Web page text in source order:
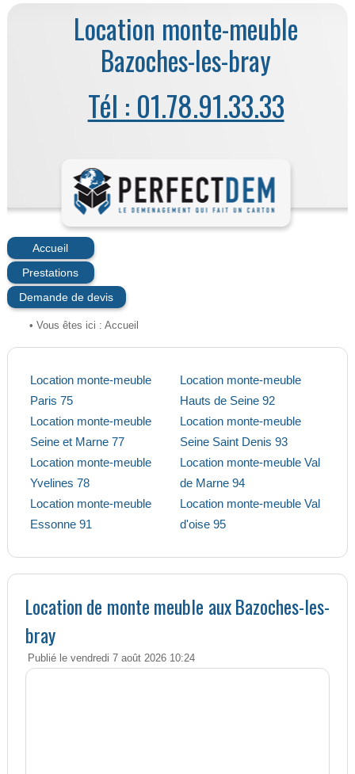
Location monte-meuble
Bazoches-les-bray
Tél : 01.78.91.33.33
Accueil
Prestations
Demande de devis
• Vous êtes ici : Accueil
Location monte-meuble
Paris 75
Location monte-meuble
Seine et Marne 77
Location monte-meuble
Yvelines 78
Location monte-meuble
Essonne 91
Location monte-meuble
Hauts de Seine 92
Location monte-meuble
Seine Saint Denis 93
Location monte-meuble Val
de Marne 94
Location monte-meuble Val
d'oise 95
Location de monte meuble aux Bazoches-les-
bray
Publié le vendredi 7 août 2026 10:24